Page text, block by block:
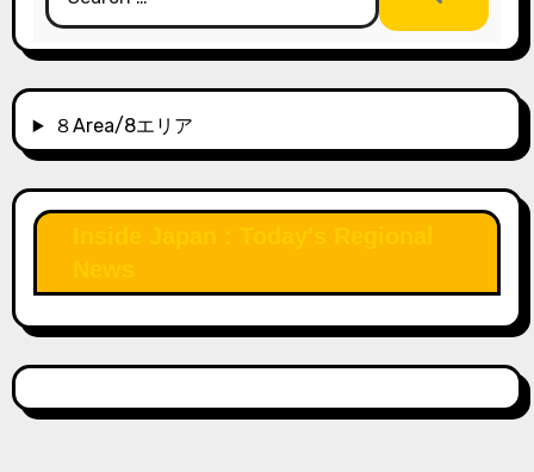
ジ
送
り ８Area/8エリア